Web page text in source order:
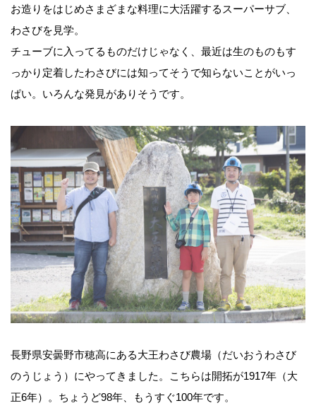
お造りをはじめさまざまな料理に大活躍するスーパーサブ、
わさびを見学。
チューブに入ってるものだけじゃなく、最近は生のものもす
っかり定着したわさびには知ってそうで知らないことがいっ
ぱい。いろんな発見がありそうです。
長野県安曇野市穂高にある大王わさび農場（だいおうわさび
のうじょう）にやってきました。こちらは開拓が1917年（大
正6年）。ちょうど98年、もうすぐ100年です。